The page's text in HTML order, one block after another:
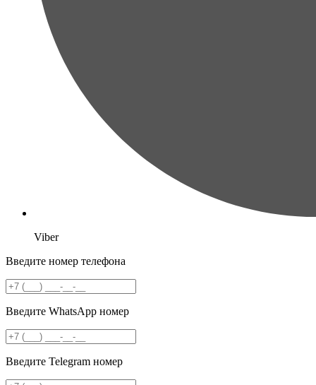
Viber
Введите номер телефона
Введите WhatsApp номер
Введите Telegram номер